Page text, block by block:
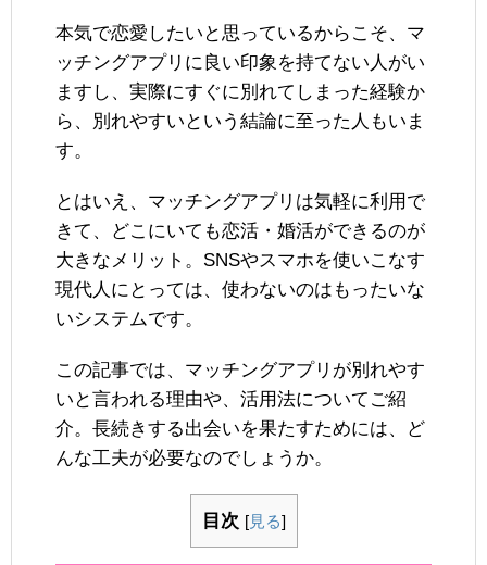
本気で恋愛したいと思っているからこそ、マ
ッチングアプリに良い印象を持てない人がい
ますし、実際にすぐに別れてしまった経験か
ら、別れやすいという結論に至った人もいま
す。
とはいえ、マッチングアプリは気軽に利用で
きて、どこにいても恋活・婚活ができるのが
大きなメリット。SNSやスマホを使いこなす
現代人にとっては、使わないのはもったいな
いシステムです。
この記事では、マッチングアプリが別れやす
いと言われる理由や、活用法についてご紹
介。長続きする出会いを果たすためには、ど
んな工夫が必要なのでしょうか。
目次 [見る]